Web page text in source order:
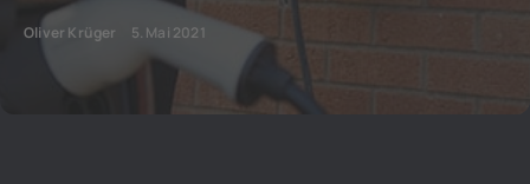
Oliver Krüger 5. Mai 2021